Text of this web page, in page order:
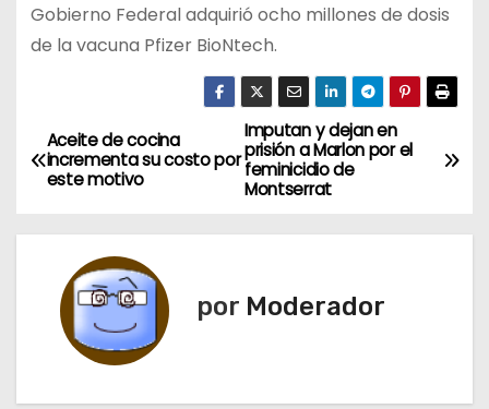
Gobierno Federal adquirió ocho millones de dosis
de la vacuna Pfizer BioNtech.
N
a
v
Imputan y dejan en
prisión a Marlon por el
feminicidio de
Montserrat
Aceite de cocina
incrementa su costo por
este motivo
por Moderador